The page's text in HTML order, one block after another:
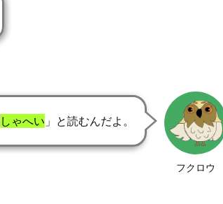
フクロウ
しゃへい 」と読むんだよ。